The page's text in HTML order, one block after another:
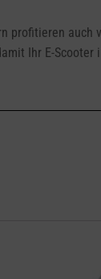
Ihr E-Scooter